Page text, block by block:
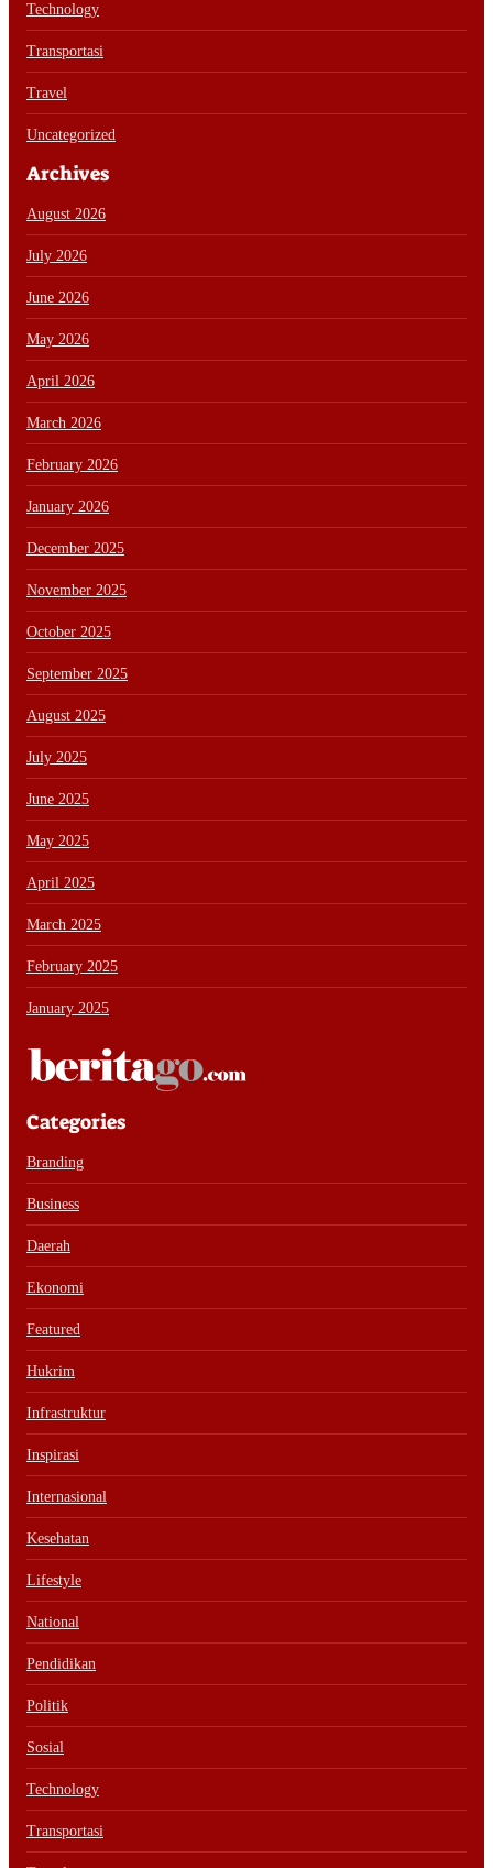
Technology
Transportasi
Travel
Uncategorized
Archives
August 2026
July 2026
June 2026
May 2026
April 2026
March 2026
February 2026
January 2026
December 2025
November 2025
October 2025
September 2025
August 2025
July 2025
June 2025
May 2025
April 2025
March 2025
February 2025
January 2025
Categories
Branding
Business
Daerah
Ekonomi
Featured
Hukrim
Infrastruktur
Inspirasi
Internasional
Kesehatan
Lifestyle
National
Pendidikan
Politik
Sosial
Technology
Transportasi